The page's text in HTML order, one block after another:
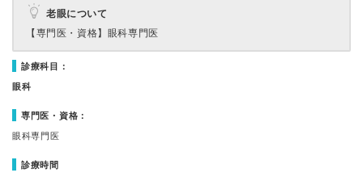
老眼について
【専門医・資格】 眼科専門医
診療科目：
眼科
専門医・資格：
眼科専門医
診療時間